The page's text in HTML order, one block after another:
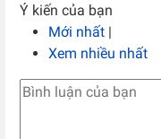
Ý kiến của bạn
Mới nhất |
Xem nhiều nhất